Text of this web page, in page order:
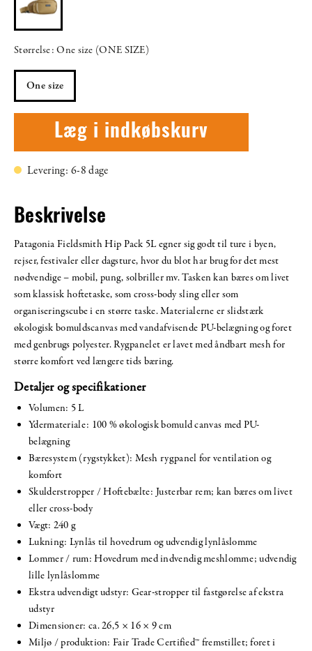
Størrelse: One size (ONE SIZE)
One size
Læg i indkøbskurv
Levering: 6-8 dage
Beskrivelse
Patagonia Fieldsmith Hip Pack 5L egner sig godt til ture i byen,
rejser, festivaler eller dagsture, hvor du blot har brug for det mest
nødvendige – mobil, pung, solbriller mv. Tasken kan bæres om livet
som klassisk hoftetaske, som cross-body sling eller som
organiseringscube i en større taske. Materialerne er slidstærk
økologisk bomuldscanvas med vandafvisende PU-belægning og foret
med genbrugs polyester. Rygpanelet er lavet med åndbart mesh for
større komfort ved længere tids bæring.
Detaljer og specifikationer
Volumen: 5 L
Ydermateriale: 100 % økologisk bomuld canvas med PU-
belægning
Bæresystem (rygstykket): Mesh rygpanel for ventilation og
komfort
Skulderstropper / Hoftebælte: Justerbar rem; kan bæres om livet
eller cross-body
Vægt: 240 g
Lukning: Lynlås til hovedrum og udvendig lynlåslomme
Lommer / rum: Hovedrum med indvendig meshlomme; udvendig
lille lynlåslomme
Ekstra udvendigt udstyr: Gear-stropper til fastgørelse af ekstra
udstyr
Dimensioner: ca. 26,5 × 16 × 9 cm
Miljø / produktion: Fair Trade Certified™ fremstillet; foret i